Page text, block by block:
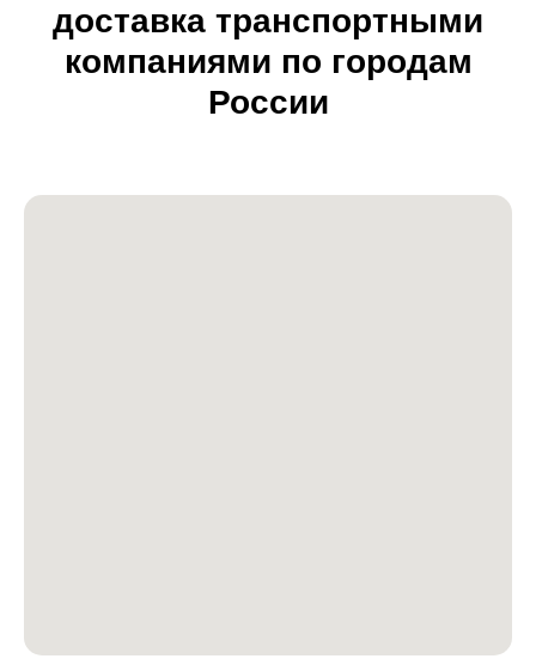
доставка транспортными
компаниями по городам
России